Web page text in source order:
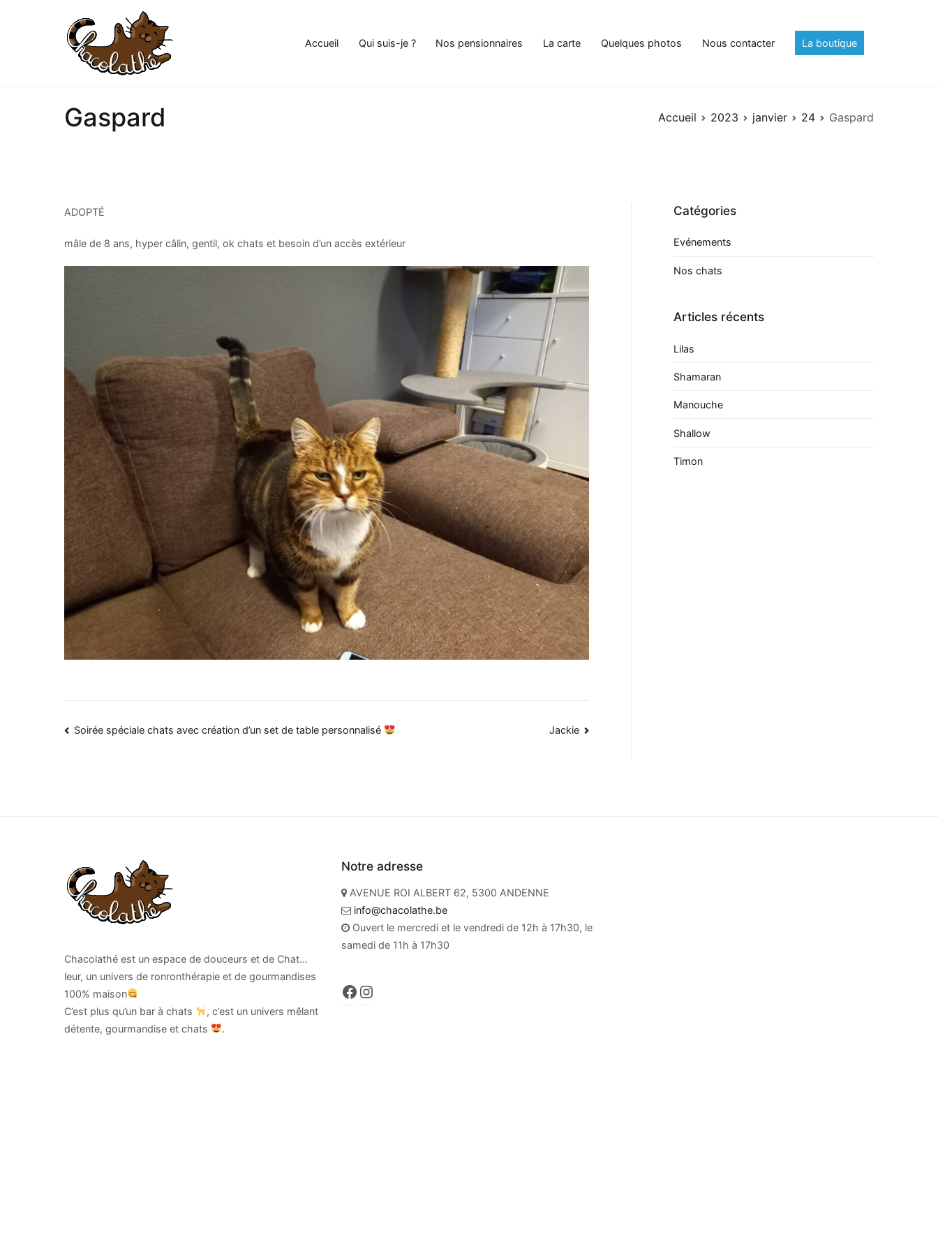
Accueil Qui suis-je ? Nos pensionnaires La carte Quelques photos Nous contacter La boutique
Gaspard Accueil 2023 janvier 24 Gaspard
ADOPTÉ
mâle de 8 ans, hyper câlin, gentil, ok chats et besoin d’un accès extérieur
Navigation
Soirée spéciale chats avec création d’un set de table personnalisé Jackie
Catégories
Evénements
Nos chats
Articles récents
Lilas
Shamaran
Manouche
Shallow
Timon
Chacolathé est un espace de douceurs et de Chat…
leur, un univers de ronronthérapie et de gourmandises
100% maison
C’est plus qu’un bar à chats
, c’est un univers mêlant
détente, gourmandise et chats
.
Notre adresse
AVENUE ROI ALBERT 62, 5300 ANDENNE
info@chacolathe.be
Ouvert le mercredi et le vendredi de 12h à 17h30, le
samedi de 11h à 17h30
Facebook